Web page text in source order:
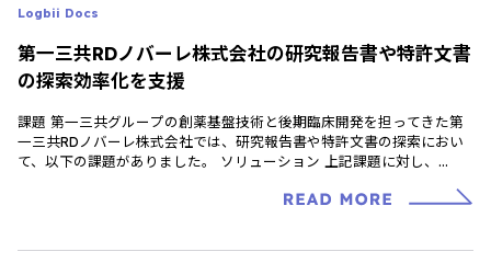
Logbii Docs
第一三共RDノバーレ株式会社の研究報告書や特許文書
の探索効率化を支援
課題 第一三共グループの創薬基盤技術と後期臨床開発を担ってきた第
一三共RDノバーレ株式会社では、研究報告書や特許文書の探索におい
て、以下の課題がありました。 ソリューション 上記課題に対し、